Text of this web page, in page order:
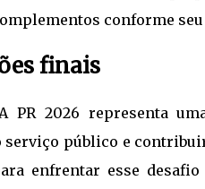
conforme
finais
PR 2026 representa
serviço público e
enfrentar esse